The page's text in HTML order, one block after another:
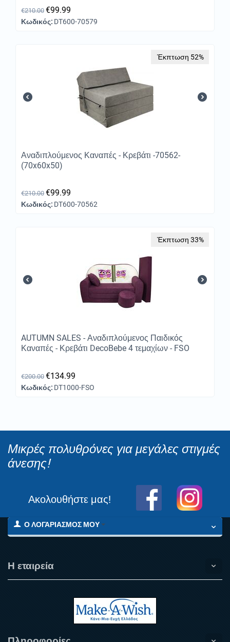
€210.00 €99.99
Κωδικός: DT600-70579
Έκπτωση 52%
Αναδιπλούμενος Καναπές - Κρεβάτι -70562-
(70x60x50)
€210.00 €99.99
Κωδικός: DT600-70562
Έκπτωση 33%
AUTUMN SALES - Αναδιπλούμενος Παιδικός
Καναπές - Κρεβάτι DecoBebe 4 τεμαχίων - FSO
€200.00 €134.99
Κωδικός: DT1000-FSO
Μικρές πολυθρόνες για μεγάλες στιγμές
άνεσης!
Ακολουθήστε μας!
Ο ΛΟΓΑΡΙΑΣΜΌΣ ΜΟΥ
Η εταιρεία